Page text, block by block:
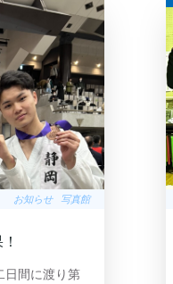
お知らせ 写真館
日間に渡り第